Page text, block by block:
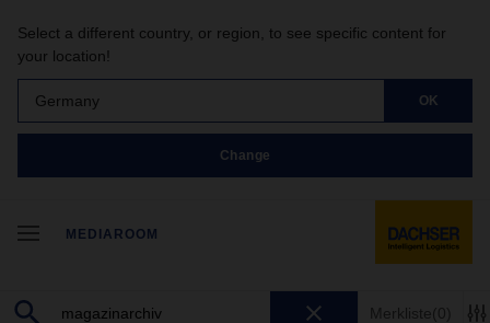
Select a different country, or region, to see specific content for
your location!
Germany OK
Change
MEDIAROOM
Merkliste(0)